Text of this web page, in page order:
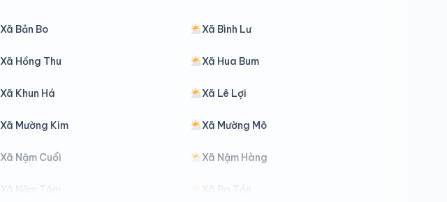
Xã Bản Bo Xã Bình Lư
Xã Hồng Thu Xã Hua Bum
Xã Khun Há Xã Lê Lợi
Xã Mường Kim Xã Mường Mô
Xã Nậm Cuổi Xã Nậm Hàng
Xã Nậm Tăm Xã Pa Tần